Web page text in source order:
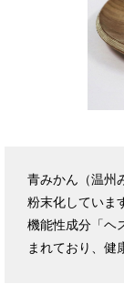
青みかん（温州
粉末化していま
機能性成分「ヘ
まれており、健